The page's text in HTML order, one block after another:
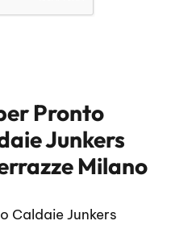
Pronto
Junkers
Milano
Caldaie Junkers